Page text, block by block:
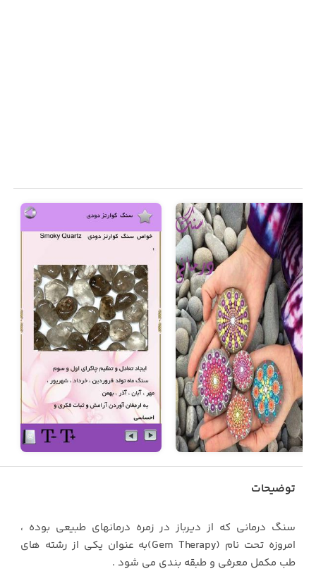
توضیحات
سنگ درمانی که از دیرباز در زمره درمانهای طبیعی بوده ،
امروزه تحت نام (Gem Therapy)به عنوان یکی از رشته های
طب مکمل معرفی و طبقه بندی می شود .